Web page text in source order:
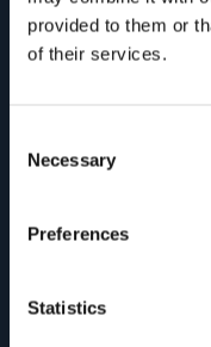
provided to them or
of their services.
Selection
Necessary
Preferences
Statistics